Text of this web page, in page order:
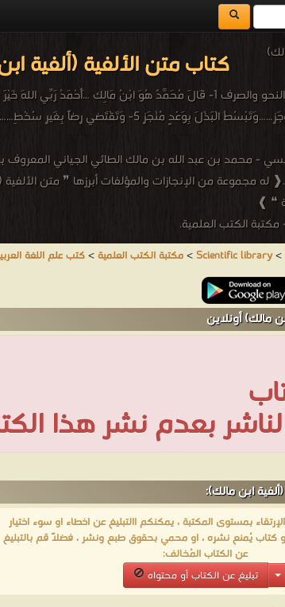
كتاب متن الألفية (ألفية
له مجموعة من الإنجازات والمؤلفات أبرزها ❞ متن
❝ ❱
الكتب العلمية.
>
Scientific library
>مكتبة الكتب العلمية>كتب علم اللغة
مالك) أونلاين
الناشر بعدم نشر هذا
ابن مالك):
بمستوى المكتبة ، يمكنكم االتبليغ عن اخطاء او سوء اختيار
كتاب يُمنع نشره ، او محمي بحقوق طبع ونشر ، فضلاً قم بالتبليغ
عن الكتاب المُخالف:
تبليغ عن الكتاب أو محتواه